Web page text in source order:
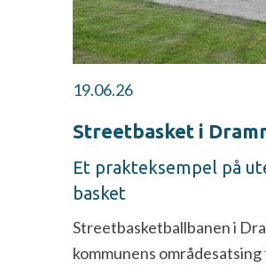
19.06.26
Streetbasket i
Et prakteksempel på
basket
Streetbasketballbanen i
kommunens